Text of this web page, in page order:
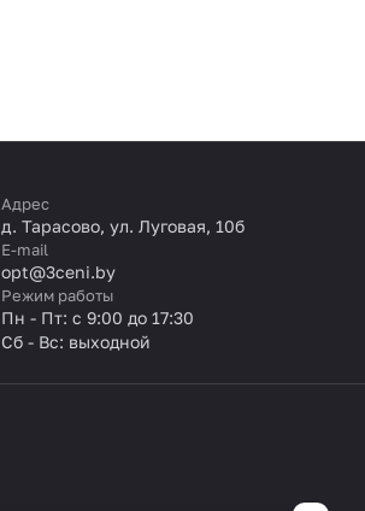
Адрес
д. Тарасово, ул. Луговая, 10б
E-mail
opt@3ceni.by
Режим работы
Пн - Пт: с 9:00 до 17:30
Сб - Вс: выходной